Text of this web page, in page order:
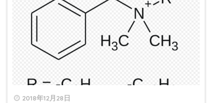
2018年12月28日